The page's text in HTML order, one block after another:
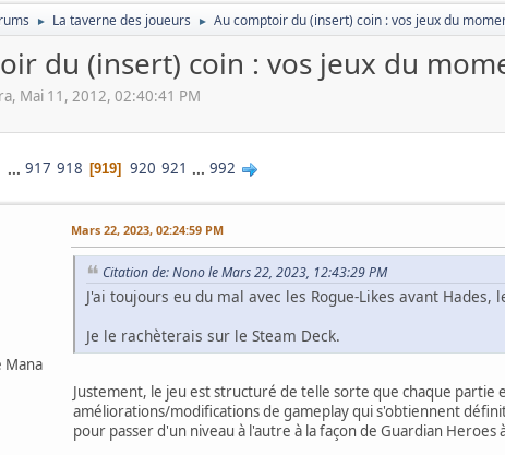
► La taverne des joueurs ► Au comptoir du (insert) coin : vos jeux du
du (insert) coin : vos jeux du
Mai 11, 2012, 02:40:41 PM
... 917 918 919 920 921 ... 992
Mana
Mars 22, 2023, 02:24:59 PM
Citation de: Nono le Mars 22, 2023, 12:43:29 PM
J'ai toujours eu du mal avec les Rogue-Likes avant
Je le rachèterais sur le Steam Deck.
Justement, le jeu est structuré de telle sorte que chaque
améliorations/modifications de gameplay qui s'obtiennent
pour passer d'un niveau à l'autre à la façon de Guardian Heroes